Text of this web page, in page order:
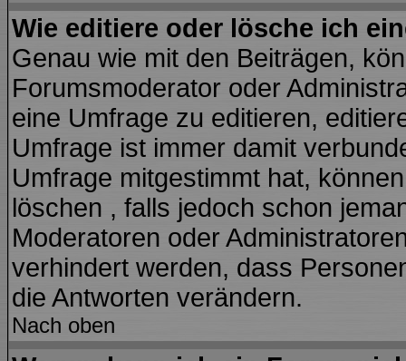
Wie editiere oder lösche ich
Genau wie mit den Beiträgen,
Forumsmoderator oder
eine Umfrage zu editieren,
Umfrage ist immer damit
Umfrage mitgestimmt hat,
löschen , falls jedoch schon
Moderatoren oder
verhindert werden, dass
die Antworten verändern.
Nach oben